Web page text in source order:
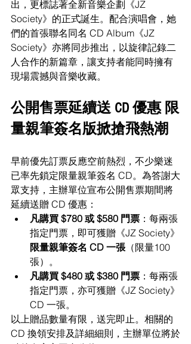
出，更標誌著全新音樂企劃《JZ
Society》的正式誕生。配合演唱會，她
們的首張聯名同名 CD Album《JZ
Society》亦將同步推出，以旋律記錄二
人合作的新篇章，讓支持者能同時擁有
現場震撼與音樂收藏。
公開售票延續送 CD 優惠 限
量親筆簽名版掀搶飛熱潮
早前優先訂票反應空前熱烈，不少樂迷
已率先鎖定限量親筆簽名 CD。為答謝大
眾支持，主辦單位宣布公開售票期間將
延續送贈 CD 優惠：
凡購買 $780 或 $580 門票 ：每兩張
指定門票，即可獲贈《JZ Society》
限量親筆簽名 CD 一張 （限量100
張）。
凡購買 $480 或 $380 門票 ：每兩張
指定門票，亦可獲贈《JZ Society》
CD 一張。
以上贈品數量有限，送完即止。相關的
CD 換領安排及詳細細則，主辦單位將於